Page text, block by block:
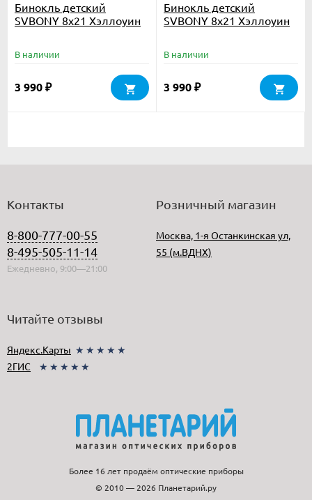
Бинокль детский
SVBONY 8x21 Хэллоуин
В наличии
3 990 ₽
Бинокль детский
SVBONY 8x21 Хэллоуин
В наличии
3 990 ₽
Контакты
8-800-777-00-55
8-495-505-11-14
Ежедневно, 9:00—21:00
Розничный магазин
Москва, 1-я Останкинская ул,
55 (м.ВДНХ)
Читайте отзывы
Яндекс.Карты ★★★★★
2ГИС
★★★★★
Более 16 лет продаём оптические приборы
© 2010 — 2026 Планетарий.ру